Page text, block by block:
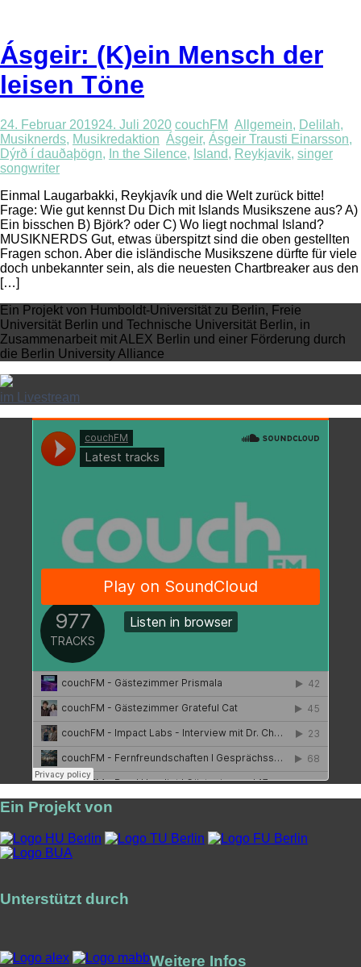
Ásgeir: (K)ein Mensch der
leisen Töne
24. Februar 201924. Juli 2020 couchFM Allgemein, Delilah,
Musiknerds, Musikredaktion Ásgeir, Ásgeir Trausti Einarsson,
Dýrð í dauðaþögn, In the Silence, Island, Reykjavik, singer
songwriter
Einmal Laugarbakki, Reykjavík und die Welt zurück bitte!
Frage: Wie gut kennst Du Dich mit Islands Musikszene aus? A)
Ein bisschen B) Björk? oder C) Wo liegt nochmal Island?
MUSIKNERDS Gut, etwas überspitzt sind die oben gestellten
Fragen schon. Aber die isländische Musikszene dürfte für viele
doch unbekannter sein, als die neuesten Chartbreaker aus den
[…]
Ein Projekt von Humboldt-Universität zu Berlin, Freie
Universität Berlin und Technische Universität Berlin, in
Zusammenarbeit mit ALEX Berlin und einer Förderung durch
die Berlin University Alliance
im Livestream
Ein Projekt von
Unterstützt durch
Weitere Infos